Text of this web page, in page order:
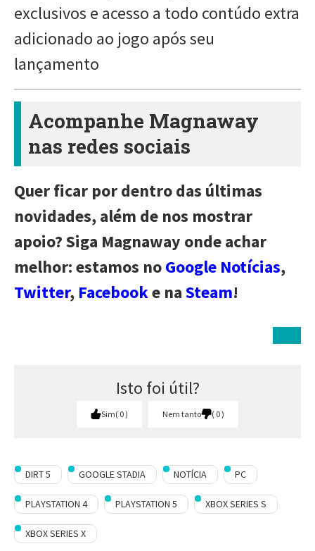
exclusivos e acesso a todo contúdo extra
adicionado ao jogo após seu
lançamento
Acompanhe Magnaway
nas redes sociais
Quer ficar por dentro das últimas
novidades, além de nos mostrar
apoio? Siga Magnaway onde achar
melhor: estamos noGoogle Notícias,
Twitter, Facebooke naSteam!
Isto foi útil?
Sim 0 Nem tanto 0
DIRT 5 GOOGLE STADIA NOTÍCIA PC
PLAYSTATION 4 PLAYSTATION 5 XBOX SERIES S
XBOX SERIES X